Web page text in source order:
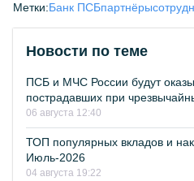
Метки:Банк ПСБпартнёры
Новости по теме
ПСБ и МЧС России будут
пострадавших при
06 августа 12:40
ТОП популярных вкладов и
Июль-2026
04 августа 19:22